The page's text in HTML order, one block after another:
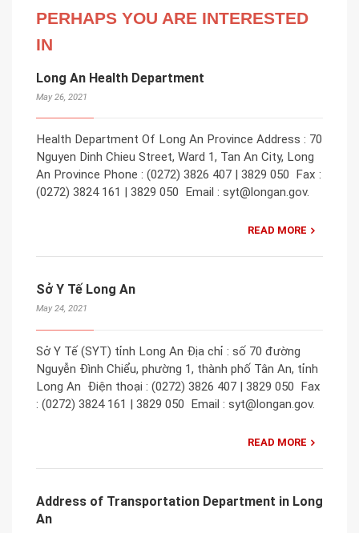
PERHAPS YOU ARE INTERESTED
IN
Long An Health Department
May 26, 2021
Health Department Of Long An Province​ Address : 70
Nguyen Dinh Chieu Street, Ward 1, Tan An City, Long
An Province​ Phone : (0272) ​​3826 407 | 3829 050 ​ Fax :
(0272) 3824 161 | 3829 050 ​ Email : syt@longan.gov.
READ MORE
Sở Y Tế Long An
May 24, 2021
Sở Y Tế (SYT) tỉnh Long An Địa chỉ : số 70 đường
Nguyễn Đình Chiểu, phường 1, thành phố Tân An, tỉnh
Long An ​ Điện thoại : (0272) ​​3826 407 | 3829 050 ​ Fax
: (0272) 3824 161 | 3829 050 ​ Email : syt@longan.gov.
READ MORE
Address of Transportation Department in Long
An